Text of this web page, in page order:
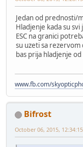
Jedan od prednosti/
Hladjenje kada su
ESC na granici
su uzeti sa
bas prija hladjenje
www.fb.com/
Bifrost
October 06, 2015,